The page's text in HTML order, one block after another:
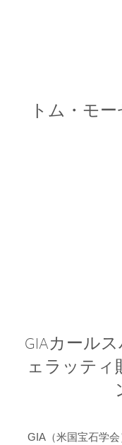
トム・モ
GIAカール
ェラッティ
GIA（米国宝石学